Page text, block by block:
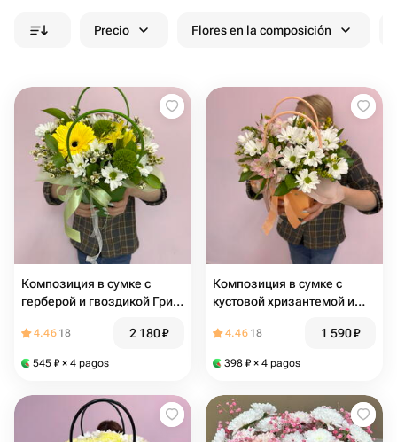
Precio Flores en la composición
Композиция в сумке с
герберой и гвоздикой Грин
4.46 18 2 180₽
545 ₽ × 4 pagos
Композиция в сумке с
кустовой хризантемой и
4.46 18 1 590₽
398 ₽ × 4 pagos